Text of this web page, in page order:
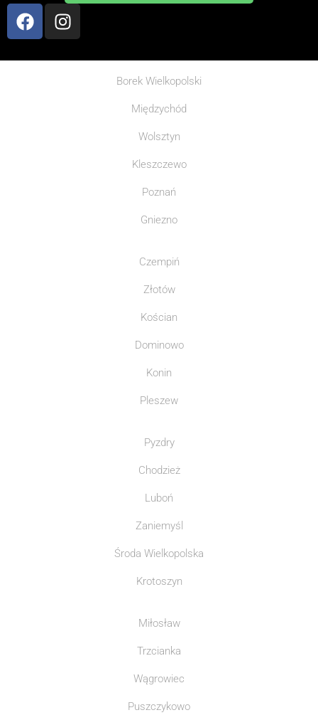
Borek Wielkopolski
Międzychód
Wolsztyn
Kleszczewo
Poznań
Gniezno
Czempiń
Złotów
Kościan
Dominowo
Konin
Pleszew
Pyzdry
Chodzież
Luboń
Zaniemyśl
Środa Wielkopolska
Krotoszyn
Miłosław
Trzcianka
Wągrowiec
Puszczykowo